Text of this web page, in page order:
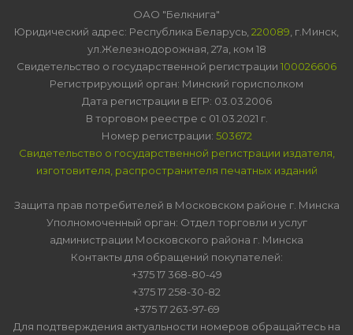
ОАО "Белкнига"
Юридический адрес: Республика Беларусь, 220089 , г.Минск,
ул.Железнодорожная, 27а, ком 18
Свидетельство о государственной регистрации 100026606
Регистрирующий орган: Минский горисполком
Дата регистрации в ЕГР: 03.03.2006
В торговом реестре с 01.03.2021 г.
Номер регистрации: 503672
Свидетельство о государственной регистрации издателя,
изготовителя, распространителя печатных изданий
Защита прав потребителей в Московском районе г. Минска
Уполномоченный орган: Отдел торговли и услуг
администрации Московского района г. Минска
Контакты для обращений покупателей:
+375 17 368-80-49
+375 17 258-30-82
+375 17 263-97-69
Для подтверждения актуальности номеров обращайтесь на